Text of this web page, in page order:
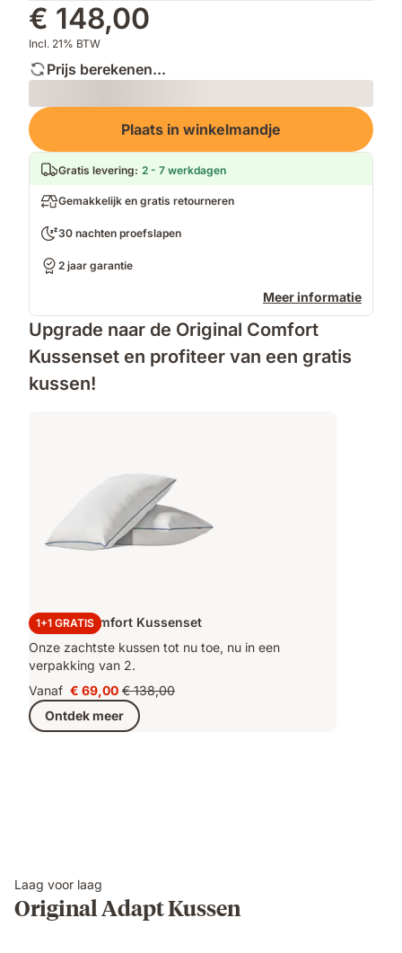
€ 148,00
Incl. 21% BTW
Prijs berekenen...
Loading
Plaats in winkelmandje
Gratis levering: 2 - 7 werkdagen
Gemakkelijk en gratis retourneren
30 nachten proefslapen
2 jaar garantie
Meer informatie
Upgrade naar de Original Comfort
Kussenset en profiteer van een gratis
kussen!
1+1 GRATIS
Original Comfort Kussenset
Onze zachtste kussen tot nu toe, nu in een
verpakking van 2.
Vanaf Prijs
€ 69,00
€ 69,00Oorspronkelijke
prijs
€ 138,00
€ 138,00
Ontdek meer
Laag voor laag
Original Adapt Kussen